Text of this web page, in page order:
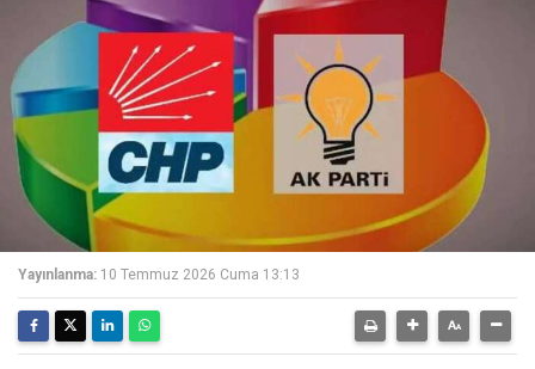
Yayınlanma: 10 Temmuz 2026 Cuma 13:13